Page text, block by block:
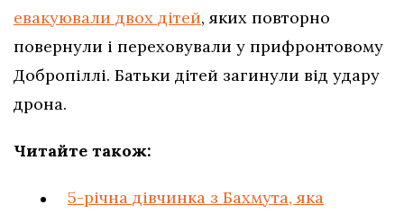
евакуювали двох дітей, яких повторно
повернули і переховували у прифронтовому
Добропіллі. Батьки дітей загинули від удару
дрона.
Читайте також:
5-річна дівчинка з Бахмута, яка